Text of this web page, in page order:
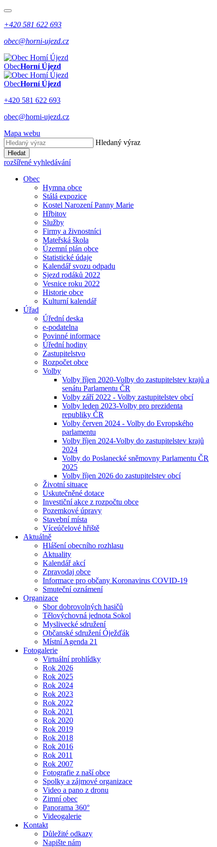
+420 581 622 693
obec@horni-ujezd.cz
ObecHorní Újezd
ObecHorní Újezd
+420 581 622 693
obec@horni-ujezd.cz
Mapa webu
Hledaný výraz
Hledat
rozšířené vyhledávání
Obec
Hymna obce
Stálá expozice
Kostel Narození Panny Marie
Hřbitov
Služby
Firmy a živnostníci
Mateřská škola
Územní plán obce
Statistické údaje
Kalendář svozu odpadu
Sjezd rodáků 2022
Vesnice roku 2022
Historie obce
Kulturní kalendář
Úřad
Úřední deska
e-podatelna
Povinné informace
Úřední hodiny
Zastupitelstvo
Rozpočet obce
Volby
Volby říjen 2020-Volby do zastupitelstev krajů a
senátu Parlamentu ČR
Volby září 2022 - Volby zastupitelstev obcí
Volby leden 2023-Volby pro prezidenta
republiky ČR
Volby červen 2024 - Volby do Evropského
parlamentu
Volby říjen 2024-Volby do zastupitelstev krajů
2024
Volby do Poslanecké sněmovny Parlamentu ČR
2025
Volby říjen 2026 do zastupitelstev obcí
Životní situace
Uskutečněné dotace
Investiční akce z rozpočtu obce
Pozemkové úpravy
Stavební místa
Víceúčelové hřiště
Aktuálně
Hlášení obecního rozhlasu
Aktuality
Kalendář akcí
Zpravodaj obce
Informace pro občany Koronavirus COVID-19
Smuteční oznámení
Organizace
Sbor dobrovolných hasičů
Tělovýchovná jednota Sokol
Myslivecké sdružení
Občanské sdružení Óježďák
Místní Agenda 21
Fotogalerie
Virtuální prohlídky
Rok 2026
Rok 2025
Rok 2024
Rok 2023
Rok 2022
Rok 2021
Rok 2020
Rok 2019
Rok 2018
Rok 2016
Rok 2011
Rok 2007
Fotografie z naší obce
Spolky a zájmové organizace
Video a pano z dronu
Zimní obec
Panorama 360°
Videogalerie
Kontakt
Důležité odkazy
Napište nám